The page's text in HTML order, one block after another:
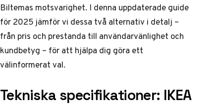
Biltemas motsvarighet. I denna uppdaterade guide
för 2025 jämför vi dessa två alternativ i detalj –
från pris och prestanda till användarvänlighet och
kundbetyg – för att hjälpa dig göra ett
välinformerat val.
Tekniska specifikationer: IKEA